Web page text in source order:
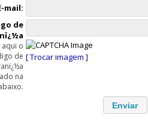
mail:
de
aqui o
de
na
[ Trocar imagem ]